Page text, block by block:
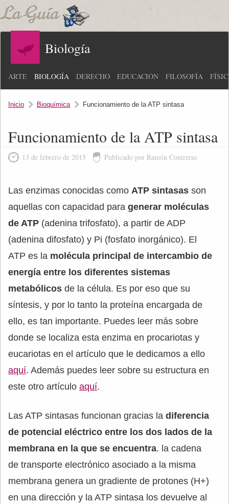
Biología
ARTE BIOLOGÍA DERECHO EDUCACIÓN FILOSOFÍA
Inicio Bioquímica Funcionamiento de la ATP sintasa
Funcionamiento de la ATP sintasa
13 de febrero de 2015 Publicado por Ramón Contreras
Las enzimas conocidas como ATP sintasas son
aquellas con capacidad para generar moléculas
de ATP (adenina trifosfato), a partir de ADP
(adenina difosfato) y Pi (fosfato inorgánico). El
ATP es la molécula principal de intercambio de
energía entre los diferentes sistemas
metabólicos de la célula. Es por eso que su
síntesis, y por lo tanto la proteína encargada de
ello, es tan importante. Puedes leer más sobre
donde se localiza esta enzima en procariotas y
eucariotas en el artículo que le dedicamos a ello
aquí. Además puedes leer sobre su estructura en
este otro artículo aquí.
Las ATP sintasas funcionan gracias la diferencia
de potencial eléctrico entre los dos lados de la
membrana en la que se encuentra. la cadena
de transporte electrónico asociado a la misma
membrana genera un gradiente de protones (H+)
en una dirección y la ATP sintasa los devuelve al